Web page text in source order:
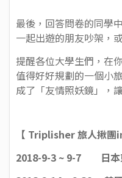
最後，回答問卷的同學
一起出遊的朋友吵架
提醒各位大學生們，在
值得好好規劃的一個小
成了「友情照妖鏡」，
【 Triplisher 旅人揪團
2018-9-3 ~ 9-7 日